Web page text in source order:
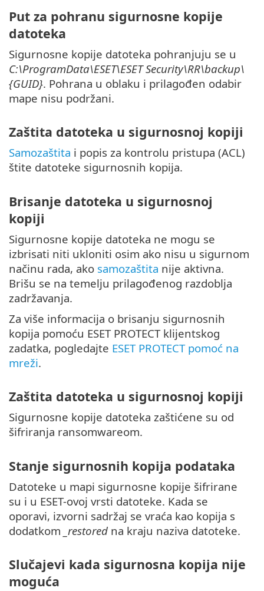
Put za pohranu sigurnosne kopije
datoteka
Sigurnosne kopije datoteka pohranjuju se u
C:\ProgramData\ESET\ESET Security\RR\backup\
{GUID}. Pohrana u oblaku i prilagođen odabir
mape nisu podržani.
Zaštita datoteka u sigurnosnoj kopiji
Samozaštita i popis za kontrolu pristupa (ACL)
štite datoteke sigurnosnih kopija.
Brisanje datoteka u sigurnosnoj
kopiji
Sigurnosne kopije datoteka ne mogu se
izbrisati niti ukloniti osim ako nisu u sigurnom
načinu rada, ako samozaštita nije aktivna.
Brišu se na temelju prilagođenog razdoblja
zadržavanja.
Za više informacija o brisanju sigurnosnih
kopija pomoću ESET PROTECT klijentskog
zadatka, pogledajte ESET PROTECT pomoć na
mreži.
Zaštita datoteka u sigurnosnoj kopiji
Sigurnosne kopije datoteka zaštićene su od
šifriranja ransomwareom.
Stanje sigurnosnih kopija podataka
Datoteke u mapi sigurnosne kopije šifrirane
su i u ESET-ovoj vrsti datoteke. Kada se
oporavi, izvorni sadržaj se vraća kao kopija s
dodatkom _restored na kraju naziva datoteke.
Slučajevi kada sigurnosna kopija nije
moguća